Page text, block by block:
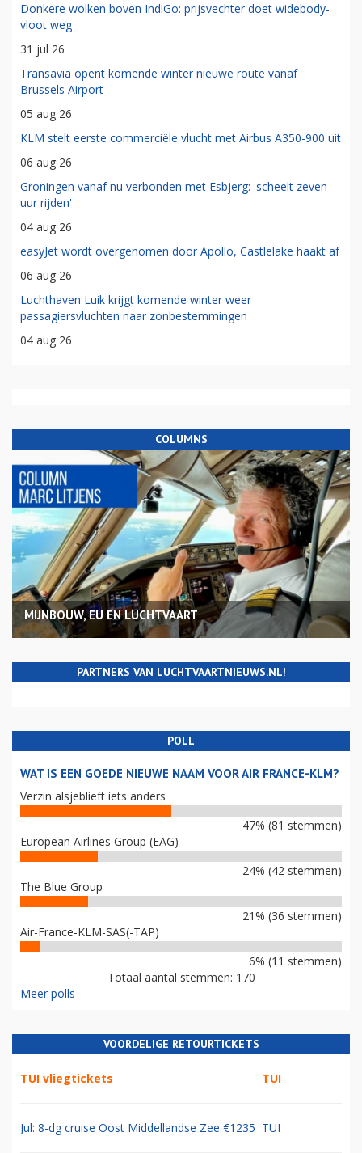
Donkere wolken boven IndiGo: prijsvechter doet widebody-
vloot weg
31 jul 26
Transavia opent komende winter nieuwe route vanaf
Brussels Airport
05 aug 26
KLM stelt eerste commerciële vlucht met Airbus A350-900 uit
06 aug 26
Groningen vanaf nu verbonden met Esbjerg: 'scheelt zeven
uur rijden'
04 aug 26
easyJet wordt overgenomen door Apollo, Castlelake haakt af
06 aug 26
Luchthaven Luik krijgt komende winter weer
passagiersvluchten naar zonbestemmingen
04 aug 26
COLUMNS
MIJNBOUW, EU EN LUCHTVAART
PARTNERS VAN LUCHTVAARTNIEUWS.NL!
POLL
WAT IS EEN GOEDE NIEUWE NAAM VOOR AIR FRANCE-KLM?
Verzin alsjeblieft iets anders
47% (81 stemmen)
European Airlines Group (EAG)
24% (42 stemmen)
The Blue Group
21% (36 stemmen)
Air-France-KLM-SAS(-TAP)
6% (11 stemmen)
Totaal aantal stemmen: 170
Meer polls
VOORDELIGE RETOURTICKETS
TUI vliegtickets TUI
Jul: 8-dg cruise Oost Middellandse Zee €1235 TUI